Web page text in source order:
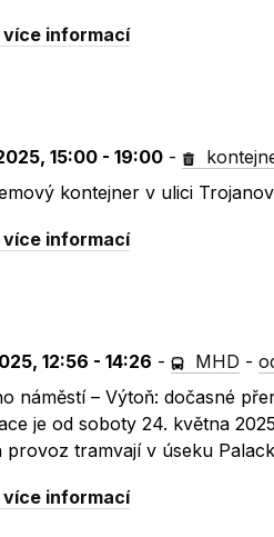
více informací
15:00 - 19:00 -
kontejner v ulici
více informací
12:56 - 14:26 - MHD -
náměstí – Výtoň: dočasné
je od soboty 24. května
provoz tramvají v úseku
více informací